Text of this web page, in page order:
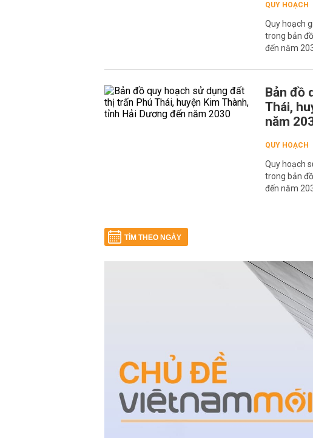
QUY HOẠCH
Quy hoạch
trong bản
đến năm
Bản đồ
Thái,
năm
QUY HOẠCH
Quy hoạch
trong bản
đến năm
TÌM THEO NGÀY